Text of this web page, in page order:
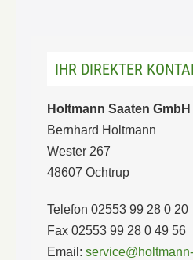
IHR DIREKTER
Holtmann Saaten GmbH
Bernhard Holtmann
Wester 267
48607 Ochtrup
Telefon 02553 99 28 0 20
Fax 02553 99 28 0 49 56
Email: